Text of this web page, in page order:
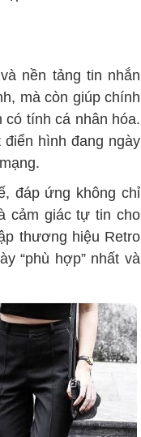
nền tảng tin nhắn
mà còn giúp chính
có tính cá nhân hóa.
điển hình đang ngày
đáp ứng không chỉ
cảm giác tự tin cho
thương hiệu Retro
“phù hợp” nhất và